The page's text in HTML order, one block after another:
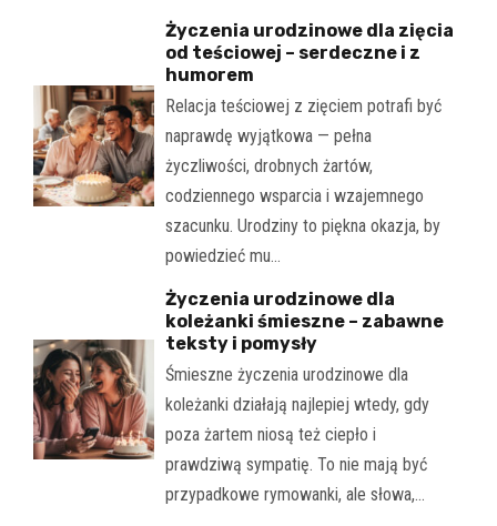
Życzenia urodzinowe dla zięcia
od teściowej – serdeczne i z
humorem
Relacja teściowej z zięciem potrafi być
naprawdę wyjątkowa — pełna
życzliwości, drobnych żartów,
codziennego wsparcia i wzajemnego
szacunku. Urodziny to piękna okazja, by
powiedzieć mu…
Życzenia urodzinowe dla
koleżanki śmieszne – zabawne
teksty i pomysły
Śmieszne życzenia urodzinowe dla
koleżanki działają najlepiej wtedy, gdy
poza żartem niosą też ciepło i
prawdziwą sympatię. To nie mają być
przypadkowe rymowanki, ale słowa,…